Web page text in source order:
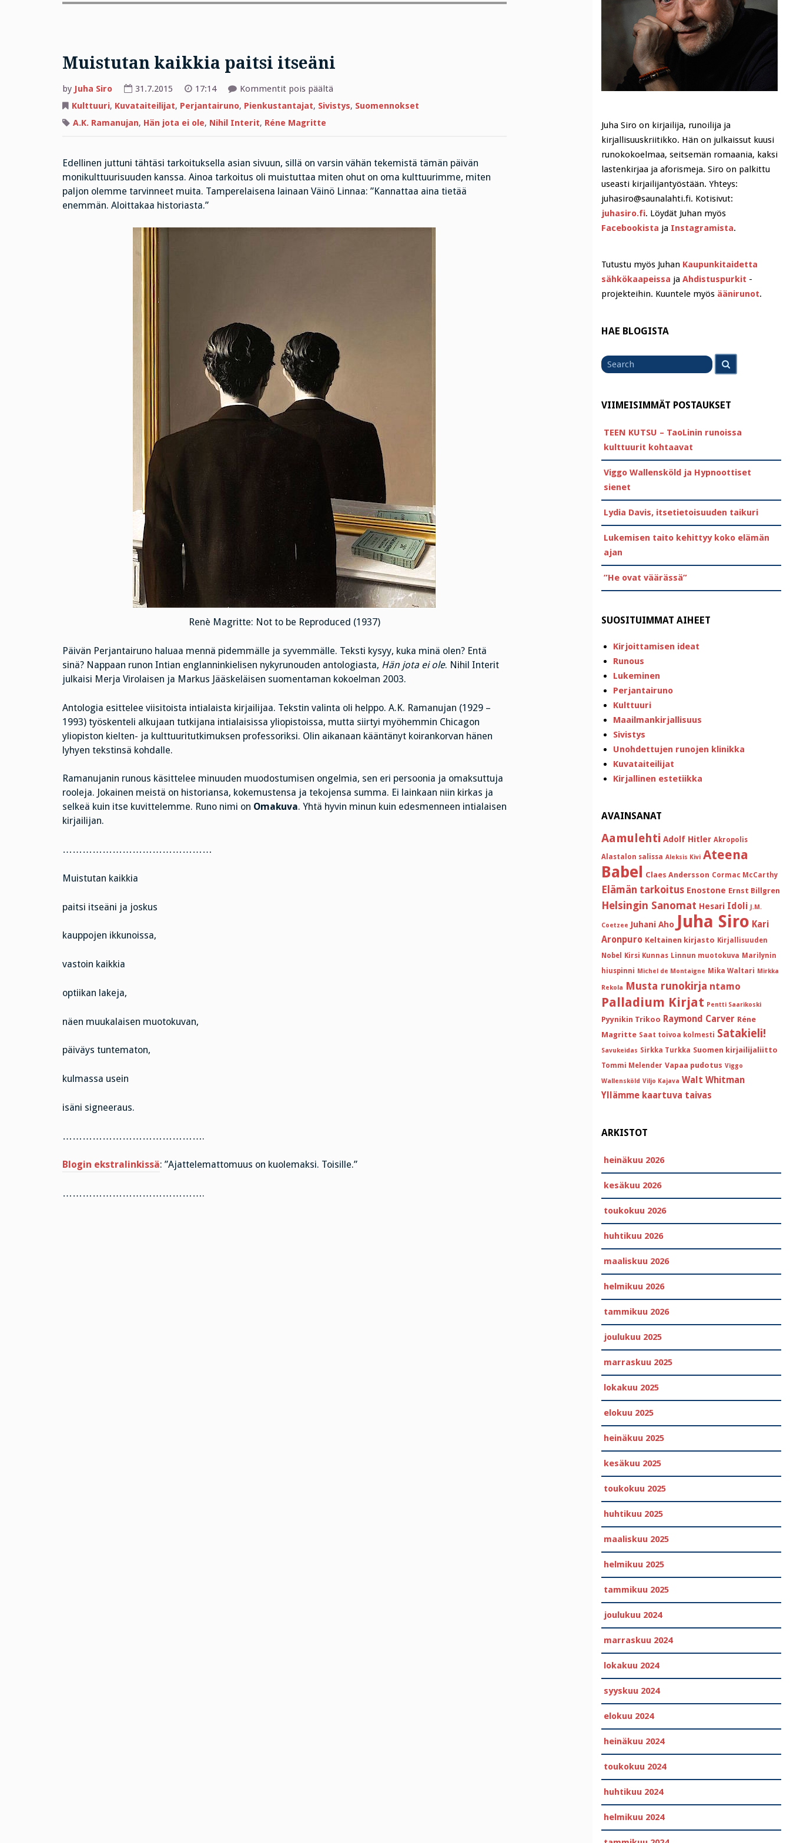
Muistutan kaikkia paitsi itseäni
by Juha Siro 31.7.2015 17:14 Kommentit pois päältäartikkelissa
kaikkia
paitsi
Kulttuuri, Kuvataiteilijat, Perjantairuno, Pienkustantajat, Sivistys, Suomennokset
A.K. Ramanujan, Hän jota ei ole, Nihil Interit, Réne Magritte
Edellinen juttuni tähtäsi tarkoituksella asian sivuun, sillä on varsin vähän tekemistä tämän päivän
monikulttuurisuuden kanssa. Ainoa tarkoitus oli muistuttaa miten ohut on oma kulttuurimme, miten
paljon olemme tarvinneet muita. Tamperelaisena lainaan Väinö Linnaa: ”Kannattaa aina tietää
enemmän. Aloittakaa historiasta.”
Renè Magritte: Not to be Reproduced (1937)
Päivän Perjantairuno haluaa mennä pidemmälle ja syvemmälle. Teksti kysyy, kuka minä olen? Entä
sinä? Nappaan runon Intian englanninkielisen nykyrunouden antologiasta, Hän jota ei ole. Nihil Interit
julkaisi Merja Virolaisen ja Markus Jääskeläisen suomentaman kokoelman 2003.
Antologia esittelee viisitoista intialaista kirjailijaa. Tekstin valinta oli helppo. A.K. Ramanujan (1929 –
1993) työskenteli alkujaan tutkijana intialaisissa yliopistoissa, mutta siirtyi myöhemmin Chicagon
yliopiston kielten- ja kulttuuritutkimuksen professoriksi. Olin aikanaan kääntänyt koirankorvan hänen
lyhyen tekstinsä kohdalle.
Ramanujanin runous käsittelee minuuden muodostumisen ongelmia, sen eri persoonia ja omaksuttuja
rooleja. Jokainen meistä on historiansa, kokemustensa ja tekojensa summa. Ei lainkaan niin kirkas ja
selkeä kuin itse kuvittelemme. Runo nimi on Omakuva. Yhtä hyvin minun kuin edesmenneen intialaisen
kirjailijan.
………………………………………
Muistutan kaikkia
paitsi itseäni ja joskus
kauppojen ikkunoissa,
vastoin kaikkia
optiikan lakeja,
näen muukalaisen muotokuvan,
päiväys tuntematon,
kulmassa usein
isäni signeeraus.
…………………………………….
Blogin ekstralinkissä: ”Ajattelemattomuus on kuolemaksi. Toisille.”
…………………………………….
Juha Siro on kirjailija, runoilija ja
kirjallisuuskriitikko. Hän on julkaissut kuusi
runokokoelmaa, seitsemän romaania, kaksi
lastenkirjaa ja aforismeja. Siro on palkittu
useasti kirjailijantyöstään. Yhteys:
juhasiro@saunalahti.fi. Kotisivut:
juhasiro.fi. Löydät Juhan myös
Facebookista ja Instagramista.
Tutustu myös Juhan Kaupunkitaidetta
sähkökaapeissa ja Ahdistuspurkit -
projekteihin. Kuuntele myös äänirunot.
HAE BLOGISTA
for
VIIMEISIMMÄT POSTAUKSET
TEEN KUTSU – TaoLinin runoissa
kulttuurit kohtaavat
Viggo Wallensköld ja Hypnoottiset
sienet
Lydia Davis, itsetietoisuuden taikuri
Lukemisen taito kehittyy koko elämän
ajan
”He ovat väärässä”
SUOSITUIMMAT AIHEET
Kirjoittamisen ideat
Runous
Lukeminen
Perjantairuno
Kulttuuri
Maailmankirjallisuus
Sivistys
Unohdettujen runojen klinikka
Kuvataiteilijat
Kirjallinen estetiikka
AVAINSANAT
Aamulehti Adolf Hitler Akropolis
Alastalon salissa Aleksis Kivi Ateena
Babel Claes Andersson Cormac McCarthy
Elämän tarkoitus Enostone Ernst Billgren
Helsingin Sanomat Hesari Idoli J.M.
Coetzee Juhani Aho Juha Siro Kari
Aronpuro Keltainen kirjasto Kirjallisuuden
Nobel
Kirsi Kunnas Linnun muotokuva Marilynin
hiuspinni Michel de Montaigne Mika Waltari Mirkka
Rekola Musta runokirja ntamo
Palladium Kirjat Pentti Saarikoski
Pyynikin Trikoo Raymond Carver Réne
Magritte Saat toivoa kolmesti Satakieli!
Savukeidas Sirkka Turkka Suomen kirjailijaliitto
Tommi Melender Vapaa pudotus Viggo
Wallensköld Viljo Kajava Walt Whitman
Yllämme kaartuva taivas
ARKISTOT
heinäkuu 2026
kesäkuu 2026
toukokuu 2026
huhtikuu 2026
maaliskuu 2026
helmikuu 2026
tammikuu 2026
joulukuu 2025
marraskuu 2025
lokakuu 2025
elokuu 2025
heinäkuu 2025
kesäkuu 2025
toukokuu 2025
huhtikuu 2025
maaliskuu 2025
helmikuu 2025
tammikuu 2025
joulukuu 2024
marraskuu 2024
lokakuu 2024
syyskuu 2024
elokuu 2024
heinäkuu 2024
toukokuu 2024
huhtikuu 2024
helmikuu 2024